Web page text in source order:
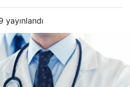
yayınlandı